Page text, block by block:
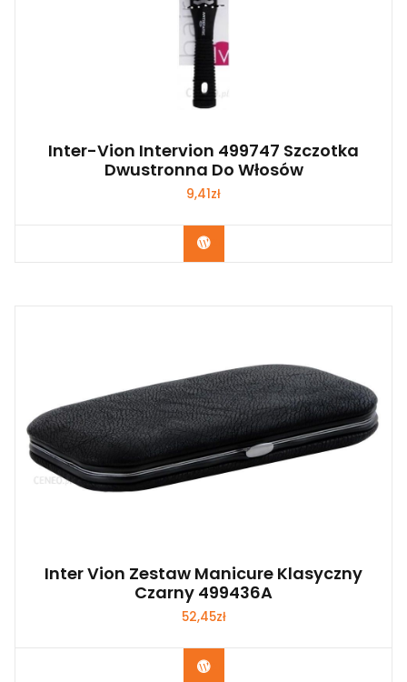
Inter-Vion Intervion 499747 Szczotka
Dwustronna Do Włosów
9,41zł
Zobacz
Inter Vion Zestaw Manicure Klasyczny
Czarny 499436A
52,45zł
Zobacz